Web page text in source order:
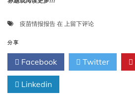
疫苗情报报告 在 疫
报
告：
上留下评论
分享
Facebook Twitter
Linkedin